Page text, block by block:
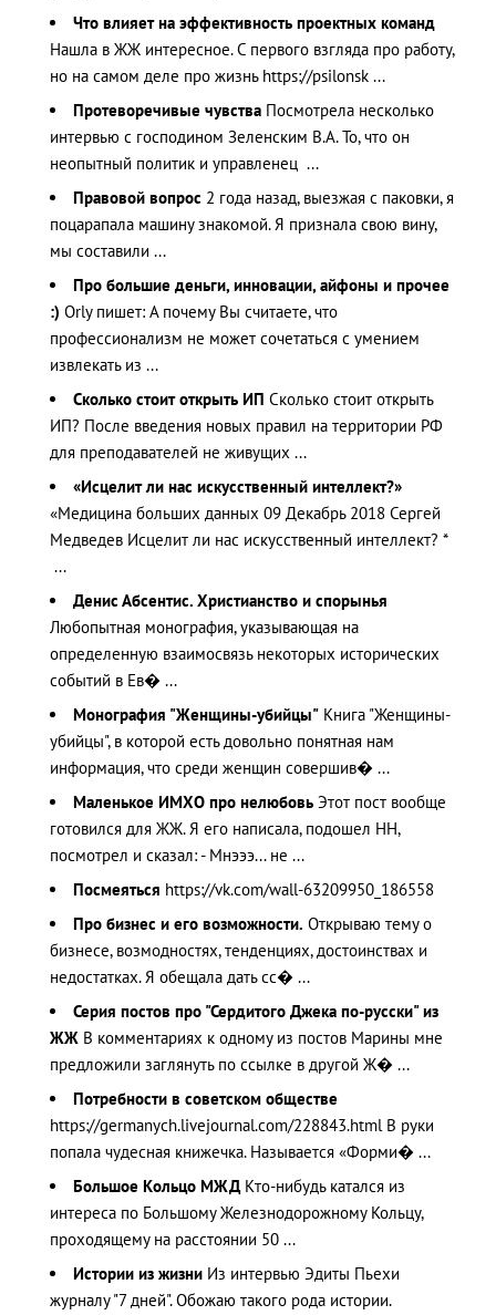
Что влияет на эффективность проектных команд
Нашла в ЖЖ интересное. С первого взгляда про работу,
но на самом деле про жизнь https://psilonsk ...
Протеворечивые чувства Посмотрела несколько
интервью с господином Зеленским В.А. То, что он
неопытный политик и управленец ...
Правовой вопрос 2 года назад, выезжая с паковки, я
поцарапала машину знакомой. Я признала свою вину,
мы составили ...
Про большие деньги, инновации, айфоны и прочее
:) Orly пишет: А почему Вы считаете, что
профессионализм не может сочетаться с умением
извлекать из ...
Сколько стоит открыть ИП Сколько стоит открыть
ИП? После введения новых правил на территории РФ
для преподавателей не живущих ...
«Исцелит ли нас искусственный интеллект?»
«Медицина больших данных 09 Декабрь 2018 Сергей
Медведев Исцелит ли нас искусственный интеллект? *
...
Денис Абсентис. Христианство и спорынья
Любопытная монография, указывающая на
определенную взаимосвязь некоторых исторических
событий в Ев� ...
Монография "Женщины-убийцы" Книга "Женщины-
убийцы", в которой есть довольно понятная нам
информация, что среди женщин совершив� ...
Маленькое ИМХО про нелюбовь Этот пост вообще
готовился для ЖЖ. Я его написала, подошел НН,
посмотрел и сказал: - Мнэээ... не ...
Посмеяться https://vk.com/wall-63209950_186558
Про бизнес и его возможности. Открываю тему о
бизнесе, возмодностях, тенденциях, достоинствах и
недостатках. Я обещала дать сс� ...
Серия постов про "Сердитого Джека по-русски" из
ЖЖ В комментариях к одному из постов Марины мне
предложили заглянуть по ссылке в другой Ж� ...
Потребности в советском обществе
https://germanych.livejournal.com/228843.html В руки
попала чудесная книжечка. Называется «Форми� ...
Большое Кольцо МЖДКто-нибудь катался из
интереса по Большому Железнодорожному Кольцу,
проходящему на расстоянии 50 ...
Истории из жизни Из интервью Эдиты Пьехи
журналу "7 дней". Обожаю такого рода истории.